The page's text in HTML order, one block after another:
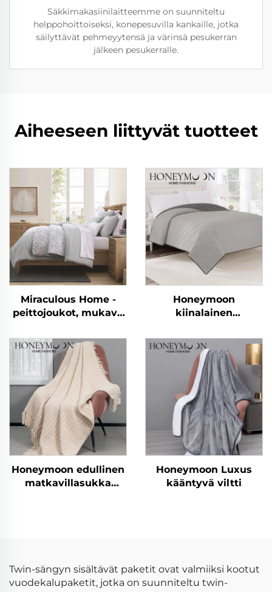
Säkkimakasiinilaitteemme on suunniteltu
helppohoittoiseksi, konepesuvilla kankaille, jotka
säilyttävät pehmeyytensä ja värinsä pesukerran
jälkeen pesukerralle.
Aiheeseen liittyvät tuotteet
Miraculous Home -
peittojoukot, mukava
Honeymoon
kiinalainen
kevätsiilto peitevillas
Honeymoon edullinen
matkavillasukka
Honeymoon Luxus
kääntyvä viltti
Twin-sängyn sisältävät paketit ovat valmiiksi kootut
vuodekalupaketit, jotka on suunniteltu twin-